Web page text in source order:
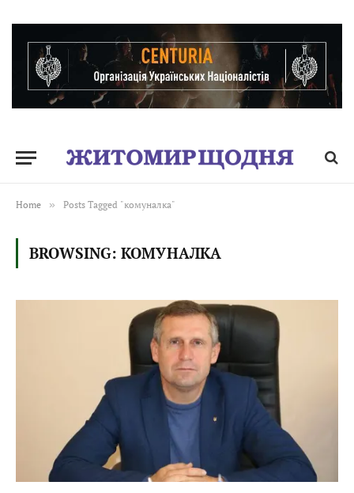
Home » Posts Tagged "комуналка"
BROWSING: КОМУНАЛКА